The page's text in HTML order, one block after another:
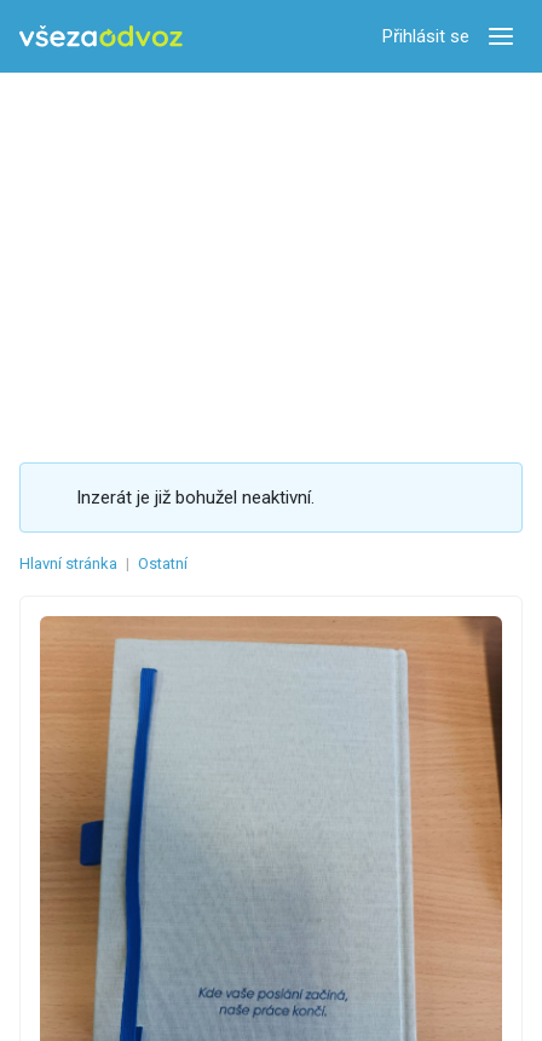
Přihlásit se
Inzerát je již bohužel neaktivní.
Hlavní stránka | Ostatní